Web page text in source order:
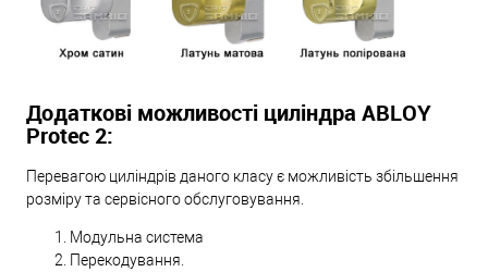
Додаткові можливості циліндра ABLOY
Protec 2:
Перевагою циліндрів даного класу є можливість збільшення
розміру та сервісного обслуговування.
Модульна система
Перекодування.